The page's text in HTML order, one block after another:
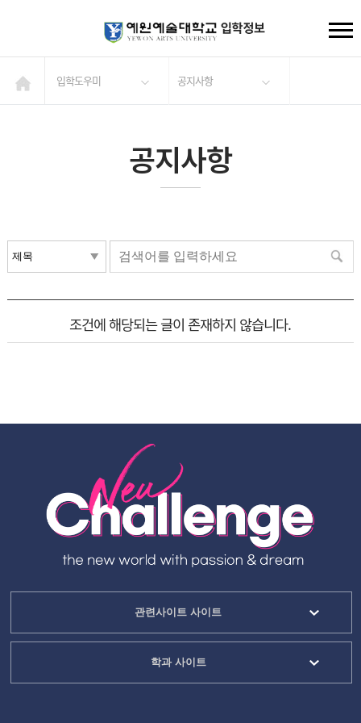
입학도우미 공지사항
공지사항
조건에 해당되는 글이 존재하지 않습니다.
관련사이트 사이트
학과 사이트